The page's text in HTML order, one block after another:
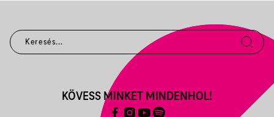
KÖVESS MINKET MINDENHOL!